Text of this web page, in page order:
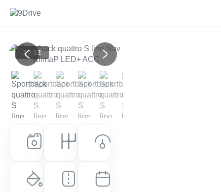
Previous Next
1 / 12
Kraftstoff
Benzin Automatik
Leistung (PS)
204 PS (150 kW)
Farbe
Arkonaweiß
Laufleistung
10 km
Erstzulassung
EZ: Juli 2026